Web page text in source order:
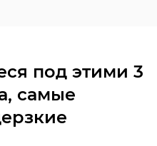
под этими 3
самые